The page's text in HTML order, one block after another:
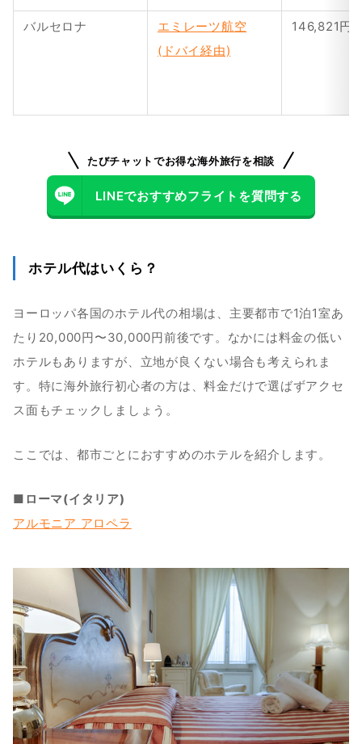
バルセロナ
エミレーツ航空
(ドバイ経由)
146,821円
たびチャットでお得な海外旅行を相談
LINEでおすすめフライトを質問する
ホテル代はいくら？
ヨーロッパ各国のホテル代の相場は、主要都市で1泊1室あ
たり20,000円〜30,000円前後です。なかには料金の低い
ホテルもありますが、立地が良くない場合も考えられま
す。特に海外旅行初心者の方は、料金だけで選ばずアクセ
ス面もチェックしましょう。
ここでは、都市ごとにおすすめのホテルを紹介します。
■ローマ(イタリア)
アルモニア アロペラ